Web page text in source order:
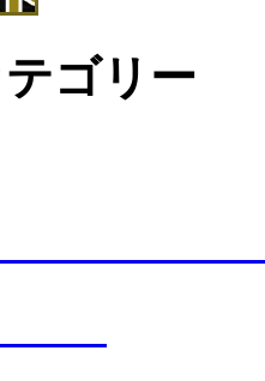
ゴリー